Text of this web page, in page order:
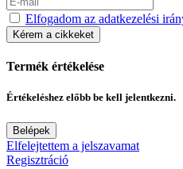
Elfogadom az adatkezelési
Kérem a cikkeket
Termék értékelése
Értékeléshez előbb be kell jelentkezni.
Belépek
Elfelejtettem a jelszavamat
Regisztráció